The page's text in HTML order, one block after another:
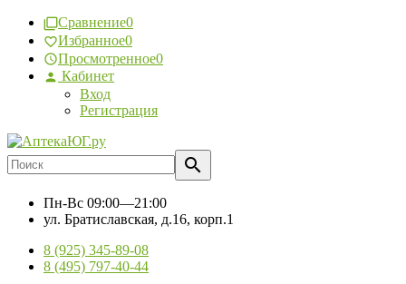
Сравнение0
Избранное0
Просмотренное0
Кабинет
Вход
Регистрация
Пн-Вс 09:00—21:00
ул. Братиславская, д.16, корп.1
8 (925) 345-89-08
8 (495) 797-40-44